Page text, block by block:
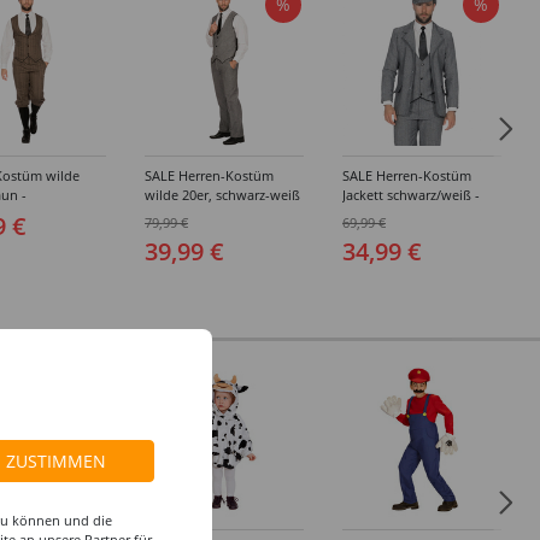
wilde
-
Größen
€
%
SALE Herren-Kostüm
wilde 20er, schwarz-weiß
- Verschiedene Größen
(48-64)
79,99 €
39,99 €
%
SALE Herren-Kostüm
Jackett schwarz/weiß -
Verschiedene Größen
(48-64)
69,99 €
34,99 €
ZUSTIMMEN
können und die